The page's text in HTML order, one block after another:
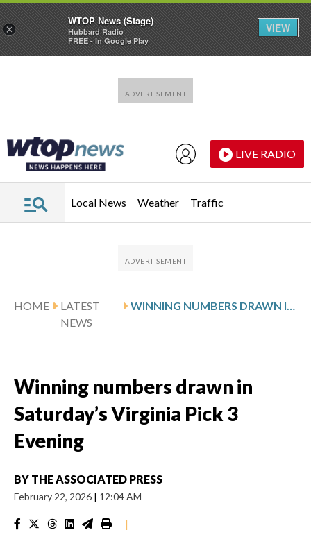
LIVE RADIO
Local News Weather Traffic
HOME
LATEST
NEWS
WINNING NUMBERS DRAWN IN SATURDAY’S VIRGINIA PICK 3 EVENING
Winning numbers drawn in
Saturday’s Virginia Pick 3
Evening
BY THE ASSOCIATED PRESS
February 22, 2026 | 12:04 AM
|
×
WTOP News (Stage)
Hubbard Radio
FREE - In Google Play
VIEW